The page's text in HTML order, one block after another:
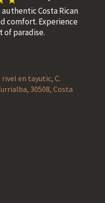
Costa Rican
comfort. Experience
paradise.
en tayutic, C.
30508, Costa